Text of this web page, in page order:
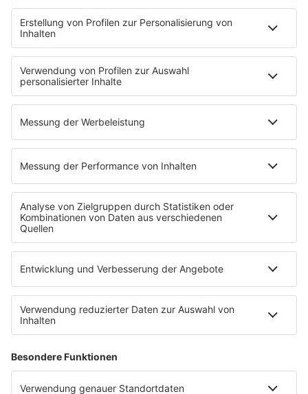
Daten durch die Verantwortlichen verarbeitet. Im
Folgenden informieren wir Sie darüber, um welche Daten
es sich dabei handelt, auf welche Weise sie verarbeitet
werden und welche Rechte Ihnen diesbezüglich zustehen.
Wir haben mit Meta Vereinbarungen nach Art. 26 DSGVO
getroffen, die unter anderem die Bedingungen für eine
Nutzung von Meta regeln. Maßgeblich sind die
Nutzungsbedingungen von Meta unter
sonstigen Bedingungen und Richtlinien, insbesondere die
Vereinbarung zur gemeinsamen Verantwortlichkeit
https://de-
de.facebook.com/legal/terms/page_controller_addendum.
Art und Zwecke der Datenverarbeitung
Nach der Vereinbarung mit Meta erfolgt die Verarbeitung
Meta zu ermöglichen, sein System der Werbung, die es
über sein Netzwerk verbreitet, zu verbessern. Zum